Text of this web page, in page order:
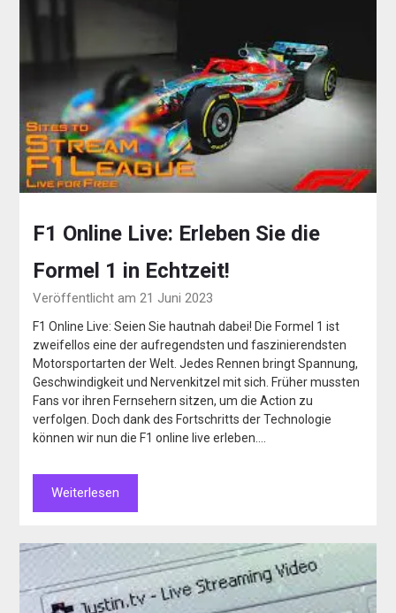
F1 Online Live: Erleben Sie die
Formel 1 in Echtzeit!
Veröffentlicht am 21 Juni 2023
F1 Online Live: Seien Sie hautnah dabei! Die Formel 1 ist
zweifellos eine der aufregendsten und faszinierendsten
Motorsportarten der Welt. Jedes Rennen bringt Spannung,
Geschwindigkeit und Nervenkitzel mit sich. Früher mussten
Fans vor ihren Fernsehern sitzen, um die Action zu
verfolgen. Doch dank des Fortschritts der Technologie
können wir nun die F1 online live erleben….
Weiterlesen